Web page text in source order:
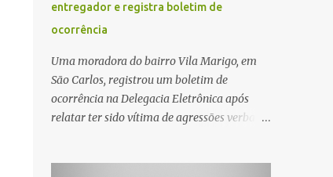
entregador e registra boletim de
ocorrência
Uma moradora do bairro Vila Marigo, em
São Carlos, registrou um boletim de
ocorrência na Delegacia Eletrônica após
relatar ter sido vítima de agressões verbais